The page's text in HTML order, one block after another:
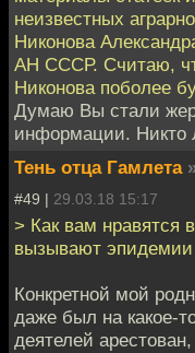
неизвестных
Никонова
АН СССР. Считаю,
Никонова поболее
Думаю Вы стали
информации. Никто
Тень отца Гамлета
#49 | 29.03.18 15:17
> Как вам нравятся
вызывают эпидемии
Конкретной мой
даже был на какое-
деятелей